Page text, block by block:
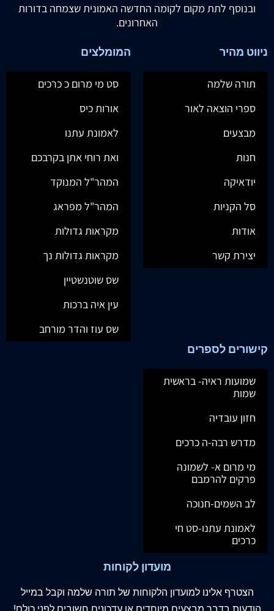
ובנוסף לתת מקום לקומה החדשה האמונית שצמחה בדורות
האחרונים.
ניווט מהיר
תורה שלמה
ספרי הוצאה לאור
מבצעים
חנות
יודאיקה
סל הקניות
אודות
יצירת קשר
המומלצים
סט מי מרום כ כרכים
אורות כיס
לאמונת עתנו
ואת רוחי אתן בקרבכם
המהר"ל המנוקד
המהר"ל מפראג
מקראות גדולות
מקראות גדולות נך
שס שוטנשטיין
עין איה ברכות
שס עוז והדר מורחב
קישורים לספרים
שמועות ראיה- בראשית
שמות
חזון עובדיה
מדרש רבה-ה כרכים
מי מרום א- לשמונה
פרקים להרמבם
לב השמים-חנוכה
לאמונת עתנו-סט חי
כרכים
מועדון לקוחות
הצטרף אלינו למועדון הלקוחות של תורה שלמה וקבל במייל